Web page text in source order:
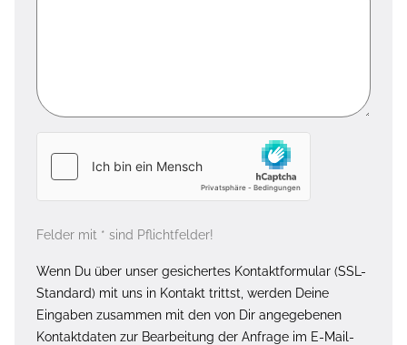
Felder mit * sind Pflichtfelder!
Wenn Du über unser gesichertes Kontaktformular (SSL-
Standard) mit uns in Kontakt trittst, werden Deine
Eingaben zusammen mit den von Dir angegebenen
Kontaktdaten zur Bearbeitung der Anfrage im E-Mail-